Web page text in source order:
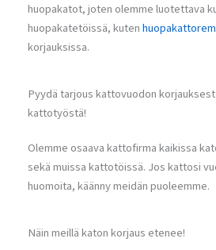
huopakatot, joten olemme luotettava
huopakatetöissä, kuten
korjauksissa.
Pyydä tarjous kattovuodon
kattotyöstä!
Olemme osaava kattofirma kaikissa
sekä muissa kattotöissä. Jos kattosi
huomoita, käänny meidän puoleemme.
Näin meillä katon korjaus etenee!